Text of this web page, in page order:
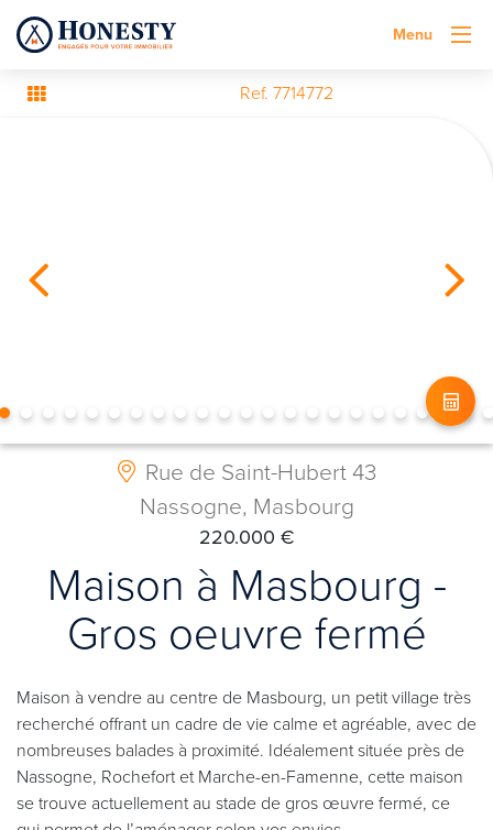
Menu
Ref. 7714772
Rue de Saint-Hubert 43
Nassogne, Masbourg
220.000 €
Maison à Masbourg -
Gros oeuvre fermé
Maison à vendre au centre de Masbourg, un petit village très
recherché offrant un cadre de vie calme et agréable, avec de
nombreuses balades à proximité. Idéalement située près de
Nassogne, Rochefort et Marche-en-Famenne, cette maison
se trouve actuellement au stade de gros œuvre fermé, ce